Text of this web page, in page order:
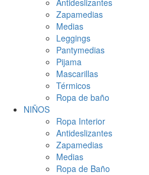
Antideslizantes
Zapamedias
Medias
Leggings
Pantymedias
Pijama
Mascarillas
Térmicos
Ropa de baño
NIÑOS
Ropa Interior
Antideslizantes
Zapamedias
Medias
Ropa de Baño